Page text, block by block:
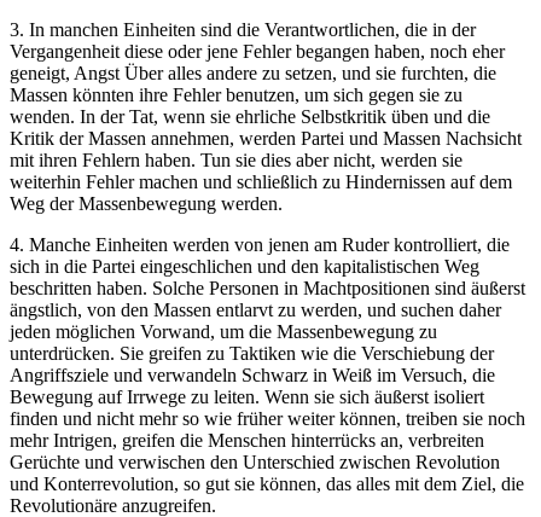
3. In manchen Einheiten sind die Verantwortlichen, die in der
Vergangenheit diese oder jene Fehler begangen haben, noch eher
geneigt, Angst Über alles andere zu setzen, und sie furchten, die
Massen könnten ihre Fehler benutzen, um sich gegen sie zu
wenden. In der Tat, wenn sie ehrliche Selbstkritik üben und die
Kritik der Massen annehmen, werden Partei und Massen Nachsicht
mit ihren Fehlern haben. Tun sie dies aber nicht, werden sie
weiterhin Fehler machen und schließlich zu Hindernissen auf dem
Weg der Massenbewegung werden.
4. Manche Einheiten werden von jenen am Ruder kontrolliert, die
sich in die Partei eingeschlichen und den kapitalistischen Weg
beschritten haben. Solche Personen in Machtpositionen sind äußerst
ängstlich, von den Massen entlarvt zu werden, und suchen daher
jeden möglichen Vorwand, um die Massenbewegung zu
unterdrücken. Sie greifen zu Taktiken wie die Verschiebung der
Angriffsziele und verwandeln Schwarz in Weiß im Versuch, die
Bewegung auf Irrwege zu leiten. Wenn sie sich äußerst isoliert
finden und nicht mehr so wie früher weiter können, treiben sie noch
mehr Intrigen, greifen die Menschen hinterrücks an, verbreiten
Gerüchte und verwischen den Unterschied zwischen Revolution
und Konterrevolution, so gut sie können, das alles mit dem Ziel, die
Revolutionäre anzugreifen.